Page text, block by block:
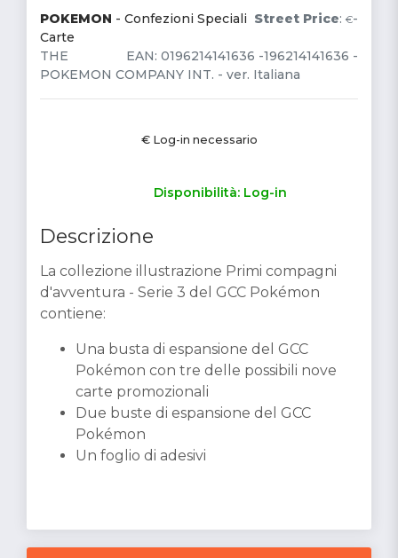
Street Price: €-
POKEMON - Confezioni Speciali
Carte
EAN: 0196214141636 -196214141636 -
THE
POKEMON COMPANY INT. - ver. Italiana
€ Log-in necessario
Disponibilità: Log-in
Descrizione
La collezione illustrazione Primi compagni
d'avventura - Serie 3 del GCC Pokémon
contiene:
Una busta di espansione del GCC
Pokémon con tre delle possibili nove
carte promozionali
Due buste di espansione del GCC
Pokémon
Un foglio di adesivi